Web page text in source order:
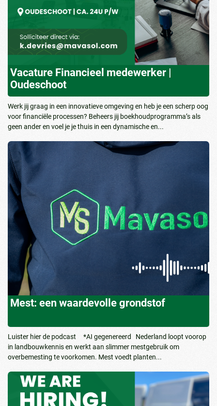
Vacature Financieel medewerker |
Oudeschoot
Werk jij graag in een innovatieve omgeving en heb je een scherp oog
voor financiële processen? Beheers jij boekhoudprogramma’s als
geen ander en voel je je thuis in een dynamische en...
Mest: een waardevolle grondstof
Luister hier de podcast *AI gegenereerd Nederland loopt voorop
in landbouwkennis en werkt aan slimmer mestgebruik om
overbemesting te voorkomen. Mest voedt planten...